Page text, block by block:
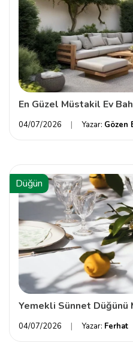
En Güzel Müstakil Ev
04/07/2026 Yazar: Gözen
Düğün
Yemekli Sünnet Düğünü
04/07/2026 Yazar: Ferhat